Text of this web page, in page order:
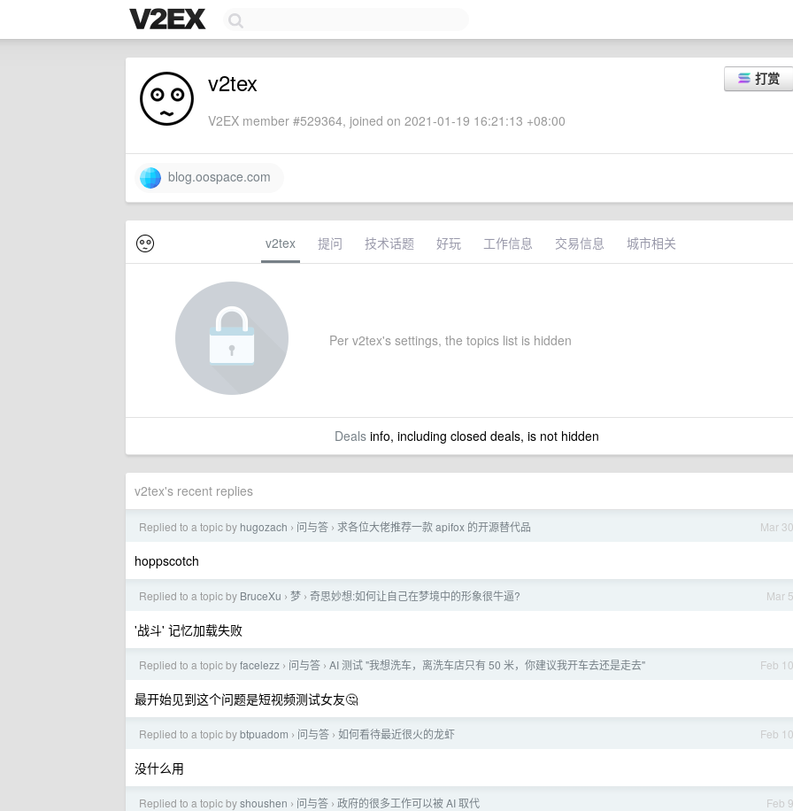
打赏
v2tex
V2EX member #529364, joined on 2021-01-19 16:21:13 +08:00
blog.oospace.com
v2tex 提问 技术话题 好玩 工作信息 交易信息 城市相关
Per v2tex's settings, the topics list is hidden
Dealsinfo, including closed deals, is not hidden
v2tex's recent replies
Mar 30
Replied to a topic by hugozach › 问与答 › 求各位大佬推荐一款 apifox 的开源替代品
hoppscotch
Mar 5
Replied to a topic by BruceXu › 梦 › 奇思妙想:如何让自己在梦境中的形象很牛逼?
'战斗' 记忆加载失败
Feb 10
Replied to a topic byfacelezz › 问与答 › AI 测试 "我想洗车，离洗车店只有 50 米，你建议我开车去还是走去"
最开始见到这个问题是短视频测试女友🤔
Feb 10
Replied to a topic bybtpuadom › 问与答 › 如何看待最近很火的龙虾
没什么用
Feb 9
Replied to a topic byshoushen › 问与答 › 政府的很多工作可以被 AI 取代